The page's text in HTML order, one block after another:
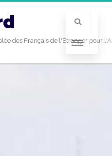
des Français de l'Etranger pour